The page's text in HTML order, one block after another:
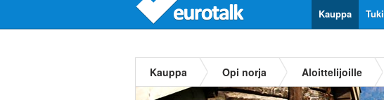
Tuki
Kauppa
Kauppa Opi norja Aloittelijoille